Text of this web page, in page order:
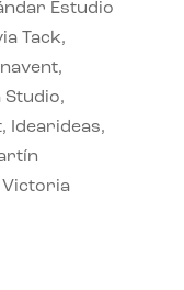
Estudio
Tack,
Studio,
Idearideas,
Victoria